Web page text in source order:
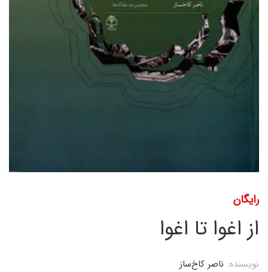
رایگان
از اغوا تا اغوا
نویسنده: ناصر کاخ‌ساز